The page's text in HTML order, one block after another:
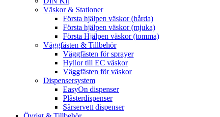
Väskor & Stationer
Första hjälpen väskor (hårda)
Första hjälpen väskor (mjuka)
Första Hjälpen väskor (tomma)
Väggfästen & Tillbehör
Väggfästen för sprayer
Hyllor till EC väskor
Väggfästen för väskor
Dispensersystem
EasyOn dispenser
Plåsterdispenser
Sårservett dispenser